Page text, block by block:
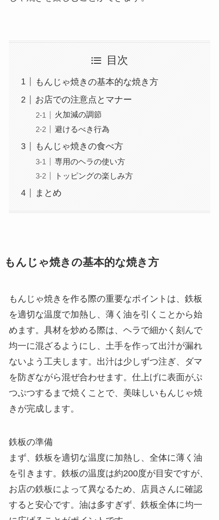
目次
もんじゃ焼きの基本的な焼き方
お店での注意点とマナー
火加減の調節
避けるべき行為
もんじゃ焼きの食べ方
専用のヘラの使い方
トッピングの楽しみ方
まとめ
もんじゃ焼きの基本的な焼き方
もんじゃ焼きを作る際の重要なポイントは、鉄板
を適切な温度で加熱し、薄く油を引くことから始
めます。具材を炒める際は、ヘラで細かく刻んで
均一に混ざるようにし、土手を作って出汁が漏れ
ないよう工夫します。出汁は少しずつ注ぎ、ダマ
を防ぎながら混ぜ合わせます。仕上げに表面がぷ
つぷつするまで焼くことで、美味しいもんじゃ焼
きが完成します。
鉄板の準備
まず、鉄板を適切な温度に加熱し、全体に薄く油
を引きます。鉄板の温度は約200度が目安ですが、
お店の鉄板によって異なるため、店員さんに確認
すると安心です。油は多すぎず、鉄板全体に均一